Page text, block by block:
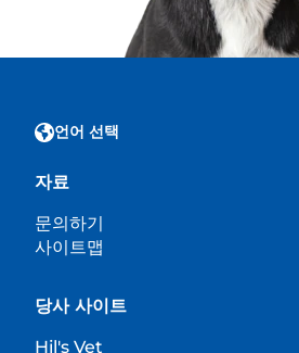
언어 선택
자료
문의하기
사이트맵
당사 사이트
Hil's Vet